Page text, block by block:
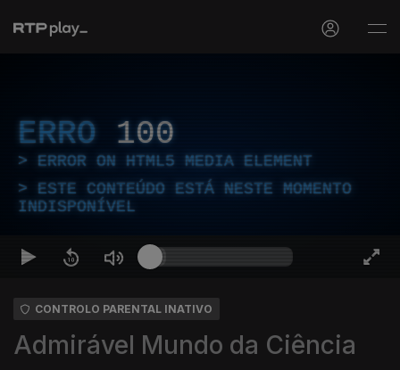
ERRO 100
ERROR ON HTML5 MEDIA ELEMENT
ESTE CONTEÚDO ESTÁ NESTE MOMENTO
INDISPONÍVEL
CONTROLO PARENTAL INATIVO
Admirável Mundo da Ciência